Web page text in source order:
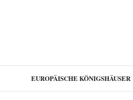
EUROPÄISCHE KÖNIGSHÄUSER